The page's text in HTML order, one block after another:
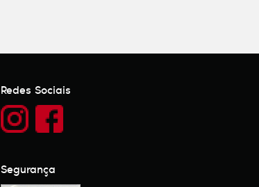
Redes Sociais
Segurança